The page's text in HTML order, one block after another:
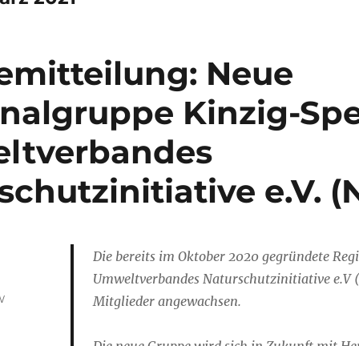
Neue
Kinzig-
e.V.
Die bereits im Oktober 2020 gegründete
Umweltverbandes Naturschutzinitiative
Mitglieder angewachsen.